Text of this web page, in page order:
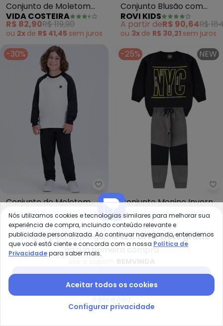
Conjunto de Moletom
Faixas Laterais (Preto)
VIDA COSTEIRA
R$ 82,90R$ 119,90
ou 2x de R$ 41,45 sem juros
Conjunto Blusão com
Calça Moletom (Preto)
ROVI KIDS
A partir deR$ 90,64R$
ou 3x de R$ 30,21 sem juros
-30%
Vida Costeira - Conjunto de
Conjunto de Moletom
Raglan com Aplique
(Preto)
VIDA COSTEIRA
R$ 82,90R$ 119,90
ou2xdeR$ 41,45semjuros
-25% NEW
Conjunto Menino Inverno
Nyc Kangulu (Preto)
ROSA AZUL
R$ 89,99R$ 119,99
ou3xdeR$ 29,99
-44% -30%
Compre pelo app e ganhe12% OFF + frete grátis
na sua primeira compra
Nós utilizamos cookies e tecnologias similares para melhorar sua
experiência de compra, incluindo conteúdo relevante e
publicidade personalizada. Ao continuar navegando, entendemos
que você está ciente e concorda com a nossa Política de
Privacidadepara saber mais.
Aceitar todos os cookies
Configurar privacidade